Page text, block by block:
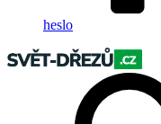
heslo